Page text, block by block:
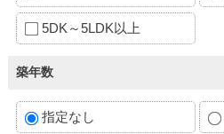
5DK～5LDK以上
築年数
指定なし